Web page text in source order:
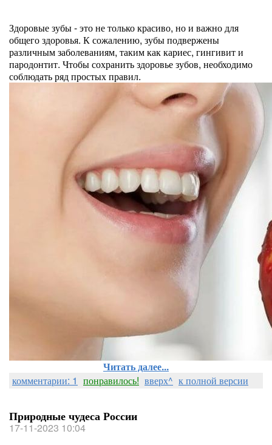
Здоровые зубы - это не только красиво, но и важно для
общего здоровья. К сожалению, зубы подвержены
различным заболеваниям, таким как кариес, гингивит и
пародонтит. Чтобы сохранить здоровье зубов, необходимо
соблюдать ряд простых правил.
Читать далее...
комментарии: 1 понравилось! вверх^ к полной версии
Природные чудеса России
17-11-2023 10:04